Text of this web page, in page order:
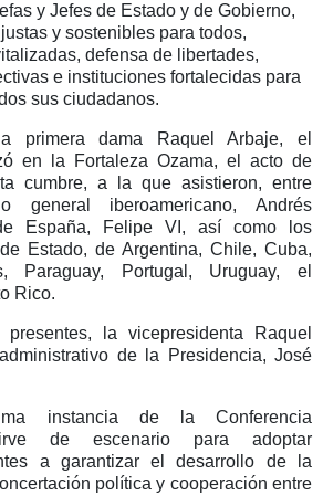
y Jefes de Estado y de Gobierno,
y sostenibles para todos,
, defensa de libertades,
e instituciones fortalecidas para
sus ciudadanos.
primera dama Raquel Arbaje, el
en la Fortaleza Ozama, el acto de
cumbre, a la que asistieron, entre
general iberoamericano, Andrés
España, Felipe VI , así como los
Estado, de Argentina, Chile, Cuba,
Paraguay, Portugal, Uruguay, el
Rico.
presentes, la vicepresidenta Raquel
de la Presidencia, José
instancia de la Conferencia
de escenario para adoptar
a garantizar el desarrollo de la
política y cooperación entre